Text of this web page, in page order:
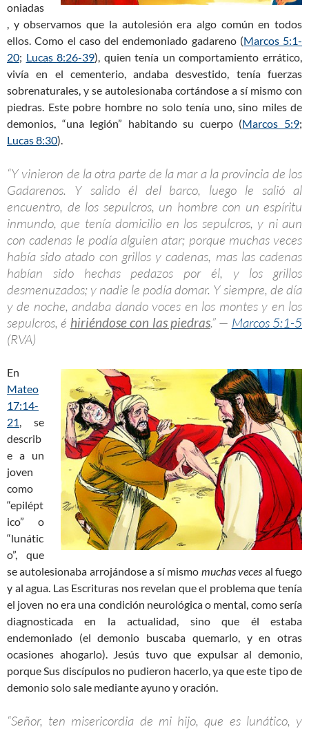
oniadas
, y observamos que la autolesión era algo común en todos
ellos. Como el caso del endemoniado gadareno (Marcos 5:1-
20; Lucas 8:26-39), quien tenía un comportamiento errático,
vivía en el cementerio, andaba desvestido, tenía fuerzas
sobrenaturales, y se autolesionaba cortándose a sí mismo con
piedras. Este pobre hombre no solo tenía uno, sino miles de
demonios, “una legión” habitando su cuerpo (Marcos 5:9;
Lucas 8:30).
“Y vinieron de la otra parte de la mar a la provincia de los
Gadarenos. Y salido él del barco, luego le salió al
encuentro, de los sepulcros, un hombre con un espíritu
inmundo, que tenía domicilio en los sepulcros, y ni aun
con cadenas le podía alguien atar; porque muchas veces
había sido atado con grillos y cadenas, mas las cadenas
habían sido hechas pedazos por él, y los grillos
desmenuzados; y nadie le podía domar. Y siempre, de día
y de noche, andaba dando voces en los montes y en los
sepulcros, é hiriéndose con las piedras.” — Marcos 5:1-5
(RVA)
En
Mateo
17:14-
21, se
describ
e a un
joven
como
“epilépt
ico” o
“lunátic
o”, que
se autolesionaba arrojándose a sí mismo muchas veces al fuego
y al agua. Las Escrituras nos revelan que el problema que tenía
el joven no era una condición neurológica o mental, como sería
diagnosticada en la actualidad, sino que él estaba
endemoniado (el demonio buscaba quemarlo, y en otras
ocasiones ahogarlo). Jesús tuvo que expulsar al demonio,
porque Sus discípulos no pudieron hacerlo, ya que este tipo de
demonio solo sale mediante ayuno y oración.
“Señor, ten misericordia de mi hijo, que es lunático, y